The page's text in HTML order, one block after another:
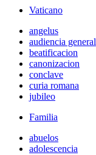
Vaticano
angelus
audiencia general
beatificacion
canonizacion
conclave
curia romana
jubileo
Familia
abuelos
adolescencia